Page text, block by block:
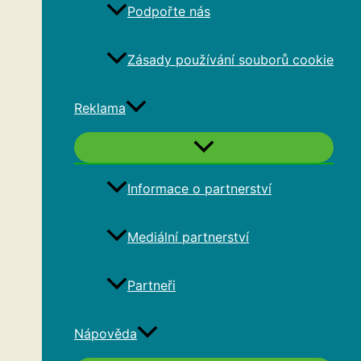
Podpořte nás
Zásady používání souborů cookie
Reklama
Informace o partnerství
Mediální partnerství
Partneři
Nápověda